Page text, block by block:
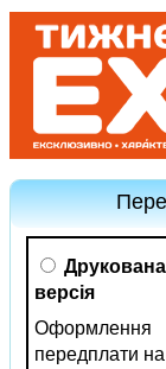
Друкована
версія
Оформлення
передплати на